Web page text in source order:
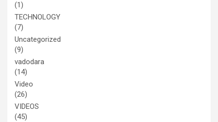
(1)
TECHNOLOGY
(7)
Uncategorized
(9)
vadodara
(14)
Video
(26)
VIDEOS
(45)